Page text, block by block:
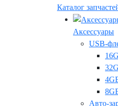
Каталог
Аксессуары
USB-
Авто-